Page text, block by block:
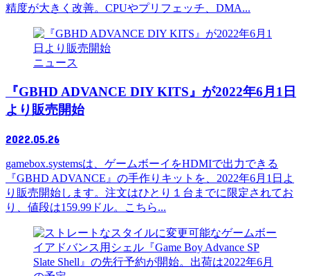
精度が大きく改善。CPUやプリフェッチ、DMA...
ニュース
『GBHD ADVANCE DIY KITS』が2022年6月1日
より販売開始
2022.05.26
gamebox.systemsは、ゲームボーイをHDMIで出力できる
『GBHD ADVANCE』の手作りキットを、2022年6月1日よ
り販売開始します。注文はひとり１台までに限定されてお
り、値段は159.99ドル。こちら...